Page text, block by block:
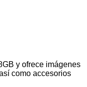
y ofrece imágenes
como accesorios